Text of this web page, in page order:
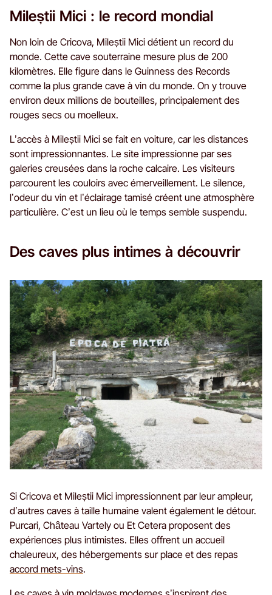
Mileștii Mici : le record mondial
Non loin de Cricova, Mileștii Mici détient un record du
monde. Cette cave souterraine mesure plus de 200
kilomètres. Elle figure dans le Guinness des Records
comme la plus grande cave à vin du monde. On y trouve
environ deux millions de bouteilles, principalement des
rouges secs ou moelleux.
L’accès à Mileștii Mici se fait en voiture, car les distances
sont impressionnantes. Le site impressionne par ses
galeries creusées dans la roche calcaire. Les visiteurs
parcourent les couloirs avec émerveillement. Le silence,
l’odeur du vin et l’éclairage tamisé créent une atmosphère
particulière. C’est un lieu où le temps semble suspendu.
Des caves plus intimes à découvrir
Si Cricova et Mileștii Mici impressionnent par leur ampleur,
d’autres caves à taille humaine valent également le détour.
Purcari, Château Vartely ou Et Cetera proposent des
expériences plus intimistes. Elles offrent un accueil
chaleureux, des hébergements sur place et des repas
accord mets-vins.